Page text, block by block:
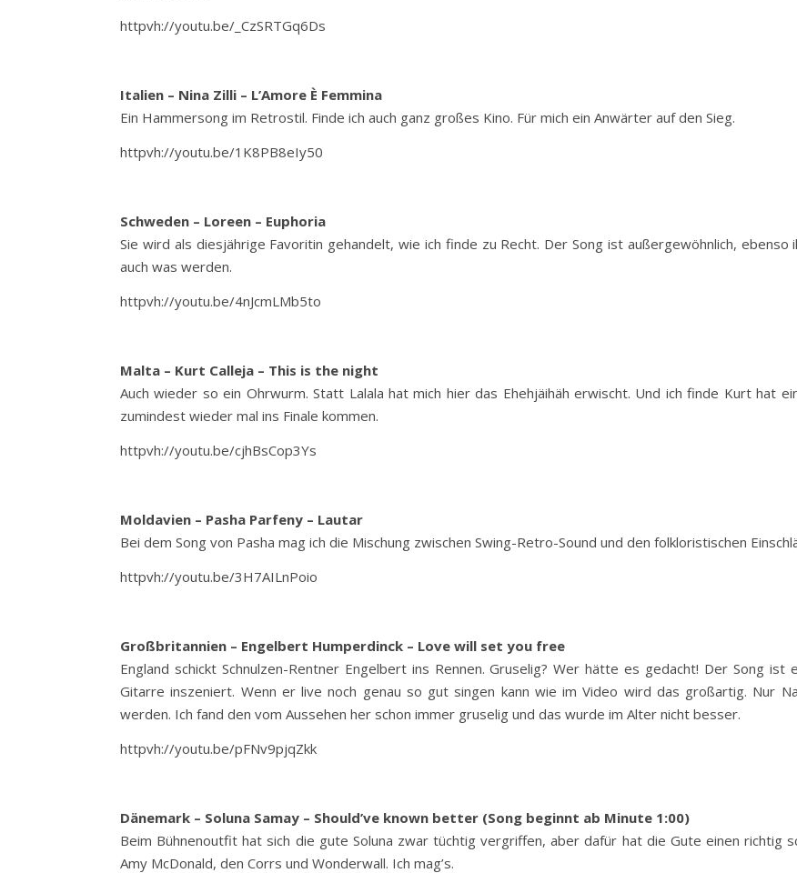
httpvh://youtu.be/_CzSRTGq6Ds
Italien – Nina Zilli – L’Amore È Femmina
Ein Hammersong im Retrostil. Finde ich auch ganz großes Kino. Für mich ein Anwärter auf den Sieg.
httpvh://youtu.be/1K8PB8eIy50
Schweden – Loreen – Euphoria
Sie wird als diesjährige Favoritin gehandelt, wie ich finde zu Recht. Der Song ist außergewöhnlich,
auch was werden.
httpvh://youtu.be/4nJcmLMb5to
Malta – Kurt Calleja – This is the night
Auch wieder so ein Ohrwurm. Statt Lalala hat mich hier das Ehehjäihäh erwischt. Und ich finde Kurt hat
zumindest wieder mal ins Finale kommen.
httpvh://youtu.be/cjhBsCop3Ys
Moldavien – Pasha Parfeny – Lautar
Bei dem Song von Pasha mag ich die Mischung zwischen Swing-Retro-Sound und den folkloristischen
httpvh://youtu.be/3H7AILnPoio
Großbritannien – Engelbert Humperdinck – Love will set you free
England schickt Schnulzen-Rentner Engelbert ins Rennen. Gruselig? Wer hätte es gedacht! Der Song
Gitarre inszeniert. Wenn er live noch genau so gut singen kann wie im Video wird das großartig. Nur
werden. Ich fand den vom Aussehen her schon immer gruselig und das wurde im Alter nicht besser.
httpvh://youtu.be/pFNv9pjqZkk
Dänemark – Soluna Samay – Should’ve known better (Song beginnt ab Minute 1:00)
Beim Bühnenoutfit hat sich die gute Soluna zwar tüchtig vergriffen, aber dafür hat die Gute einen richtig
Amy McDonald, den Corrs und Wonderwall. Ich mag’s.